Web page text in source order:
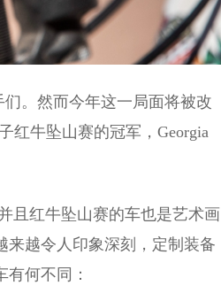
们。然而今年这一局面将被改
红牛坠山赛的冠军，Georgia
且红牛坠山赛的车也是艺术画
来越令人印象深刻，定制装备
何不同：